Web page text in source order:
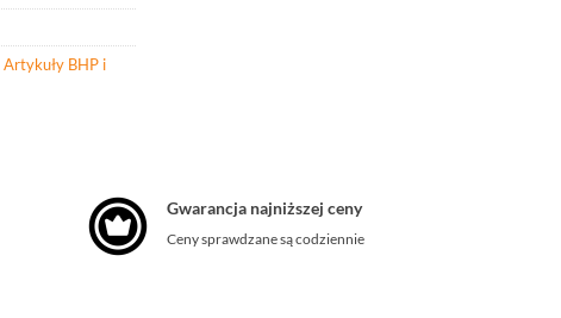
Artykuły BHP i
Gwarancja najniższej ceny
Ceny sprawdzane są codziennie